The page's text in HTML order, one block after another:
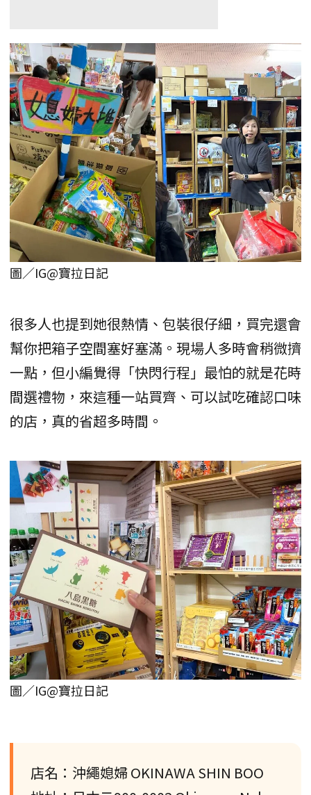
圖／IG@寶拉日記
很多人也提到她很熱情、包裝很仔細，買完還會
幫你把箱子空間塞好塞滿。現場人多時會稍微擠
一點，但小編覺得「快閃行程」最怕的就是花時
間選禮物，來這種一站買齊、可以試吃確認口味
的店，真的省超多時間。
圖／IG@寶拉日記
店名：沖繩媳婦 OKINAWA SHIN BOO